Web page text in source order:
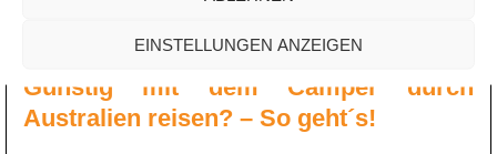
EINSTELLUNGEN ANZEIGEN
Günstig mit dem Camper durch
Australien reisen? – So geht´s!